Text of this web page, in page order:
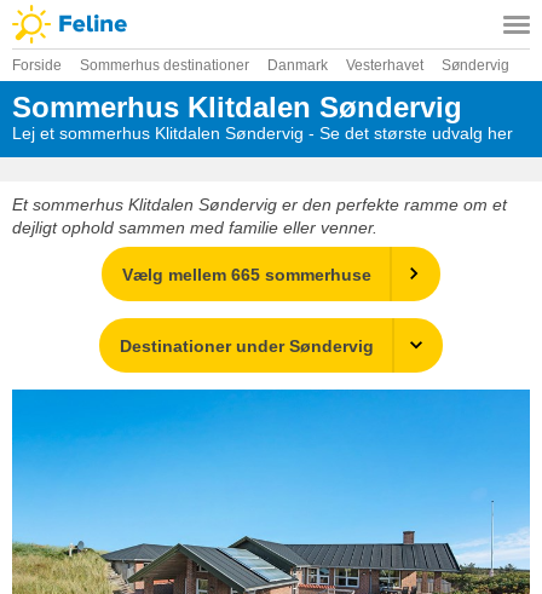
Forside Sommerhus destinationer Danmark Vesterhavet Søndervig
Sommerhus Klitdalen Søndervig
Lej et sommerhus Klitdalen Søndervig - Se det største udvalg her
Et sommerhus Klitdalen Søndervig er den perfekte ramme om et
dejligt ophold sammen med familie eller venner.
Vælg mellem 665 sommerhuse
Destinationer under Søndervig